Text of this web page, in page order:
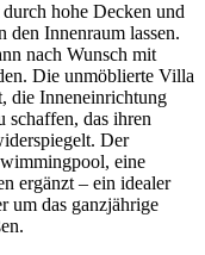
hohe Decken und
den Innenraum lassen.
nach Wunsch mit
Die unmöblierte Villa
die Inneneinrichtung
schaffen, das ihren
Der
eine
ergänzt – ein idealer
um das ganzjährige